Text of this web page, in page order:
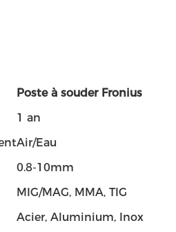
Poste à souder Fronius
1 an
Air/Eau
0.8-10mm
MIG/MAG, MMA, TIG
Acier, Aluminium, Inox